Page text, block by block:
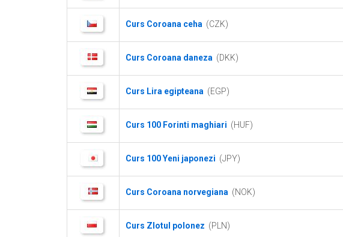
Curs Coroana ceha (CZK)
Curs Coroana daneza (DKK)
Curs Lira egipteana (EGP)
Curs 100 Forinti maghiari (HUF)
Curs 100 Yeni japonezi (JPY)
Curs Coroana norvegiana (NOK)
Curs Zlotul polonez (PLN)